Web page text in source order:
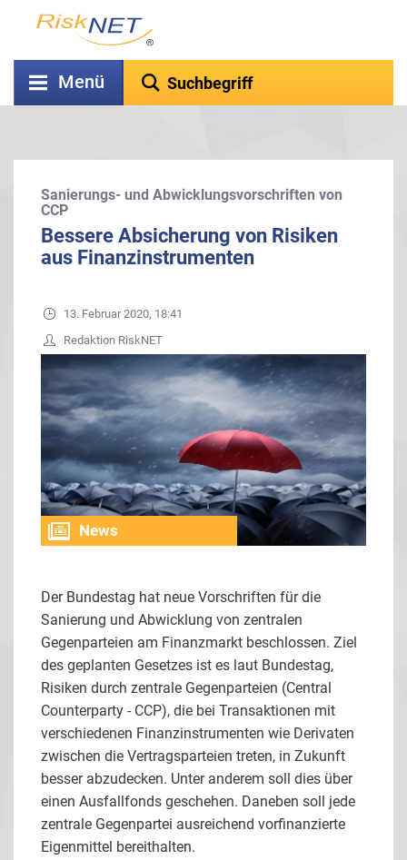
Menü
Sanierungs- und Abwicklungsvorschriften von
CCP
Bessere Absicherung von Risiken
aus Finanzinstrumenten
13. Februar 2020, 18:41
Redaktion RiskNET
News
Der Bundestag hat neue Vorschriften für die
Sanierung und Abwicklung von zentralen
Gegenparteien am Finanzmarkt beschlossen. Ziel
des geplanten Gesetzes ist es laut Bundestag,
Risiken durch zentrale Gegenparteien (Central
Counterparty - CCP), die bei Transaktionen mit
verschiedenen Finanzinstrumenten wie Derivaten
zwischen die Vertragsparteien treten, in Zukunft
besser abzudecken. Unter anderem soll dies über
einen Ausfallfonds geschehen. Daneben soll jede
zentrale Gegenpartei ausreichend vorfinanzierte
Eigenmittel bereithalten.